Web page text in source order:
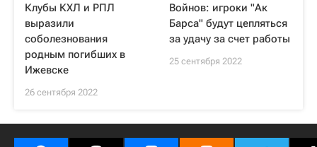
Клубы КХЛ и РПЛ
выразили
соболезнования
родным погибших в
Ижевске
26 сентября 2022
Войнов: игроки "Ак
Барса" будут цепляться
за удачу за счет работы
25 сентября 2022